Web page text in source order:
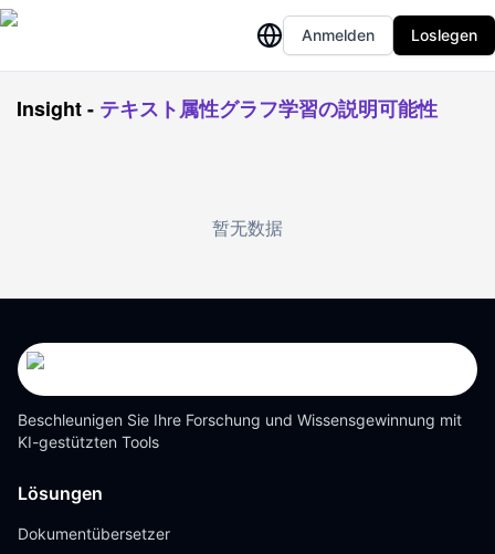
Anmelden Loslegen
Insight- テキスト属性グラフ学習の説明可能性
暂无数据
Beschleunigen Sie Ihre Forschung und Wissensgewinnung mit
KI-gestützten Tools
Lösungen
Dokumentübersetzer